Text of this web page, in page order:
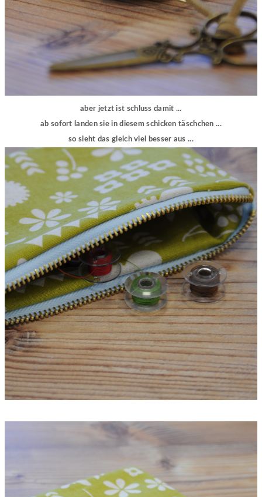
aber jetzt ist schluss damit ...
ab sofort landen sie in diesem schicken täschchen ...
so sieht das gleich viel besser aus ...